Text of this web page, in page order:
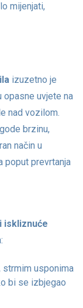
mijenjati,
izuzetno je
opasne uvjete na
nad vozilom.
brzinu,
način u
poput prevrtanja
iskliznuće
strmim usponima
bi se izbjegao